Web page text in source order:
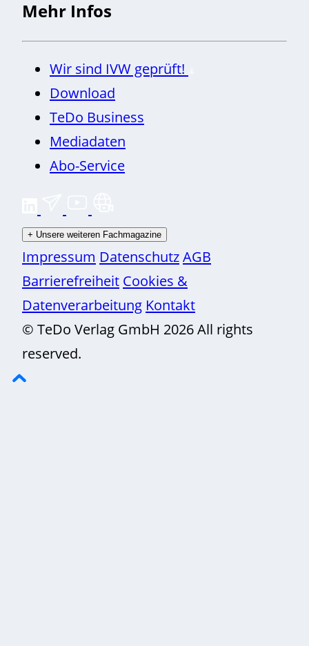
Mehr Infos
Wir sind IVW geprüft!
Download
TeDo Business
Mediadaten
Abo-Service
+ Unsere weiteren Fachmagazine
Impressum DatenschutzAGB
Barrierefreiheit Cookies &
Datenverarbeitung Kontakt
© TeDo Verlag GmbH 2026 All rights
reserved.